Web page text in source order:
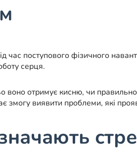
поступового фізичного
серця.
воно отримує кисню, чи
змогу виявити проблеми, які